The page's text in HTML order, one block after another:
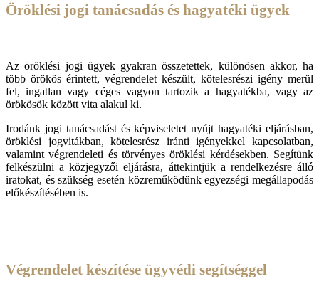
Öröklési jogi tanácsadás és hagyatéki ügyek
Az öröklési jogi ügyek gyakran összetettek, különösen akkor, ha
több örökös érintett, végrendelet készült, kötelesrészi igény merül
fel, ingatlan vagy céges vagyon tartozik a hagyatékba, vagy az
örökösök között vita alakul ki.
Irodánk jogi tanácsadást és képviseletet nyújt hagyatéki eljárásban,
öröklési jogvitákban, kötelesrész iránti igényekkel kapcsolatban,
valamint végrendeleti és törvényes öröklési kérdésekben. Segítünk
felkészülni a közjegyzői eljárásra, áttekintjük a rendelkezésre álló
iratokat, és szükség esetén közreműködünk egyezségi megállapodás
előkészítésében is.
Végrendelet készítése ügyvédi segítséggel